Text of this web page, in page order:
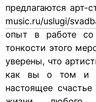
предлагаются арт-
music.ru/uslugi/
опыт в работе
тонкости этого
уверены, что
как вы о том и
настоящее